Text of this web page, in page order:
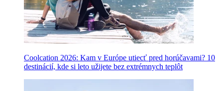
Coolcation 2026: Kam v Európe utiecť pred horúčavami? 10
destinácií, kde si leto užijete bez extrémnych teplôt